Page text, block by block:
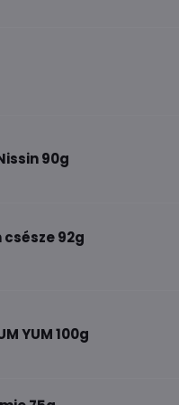
90g
92g
YUM 100g